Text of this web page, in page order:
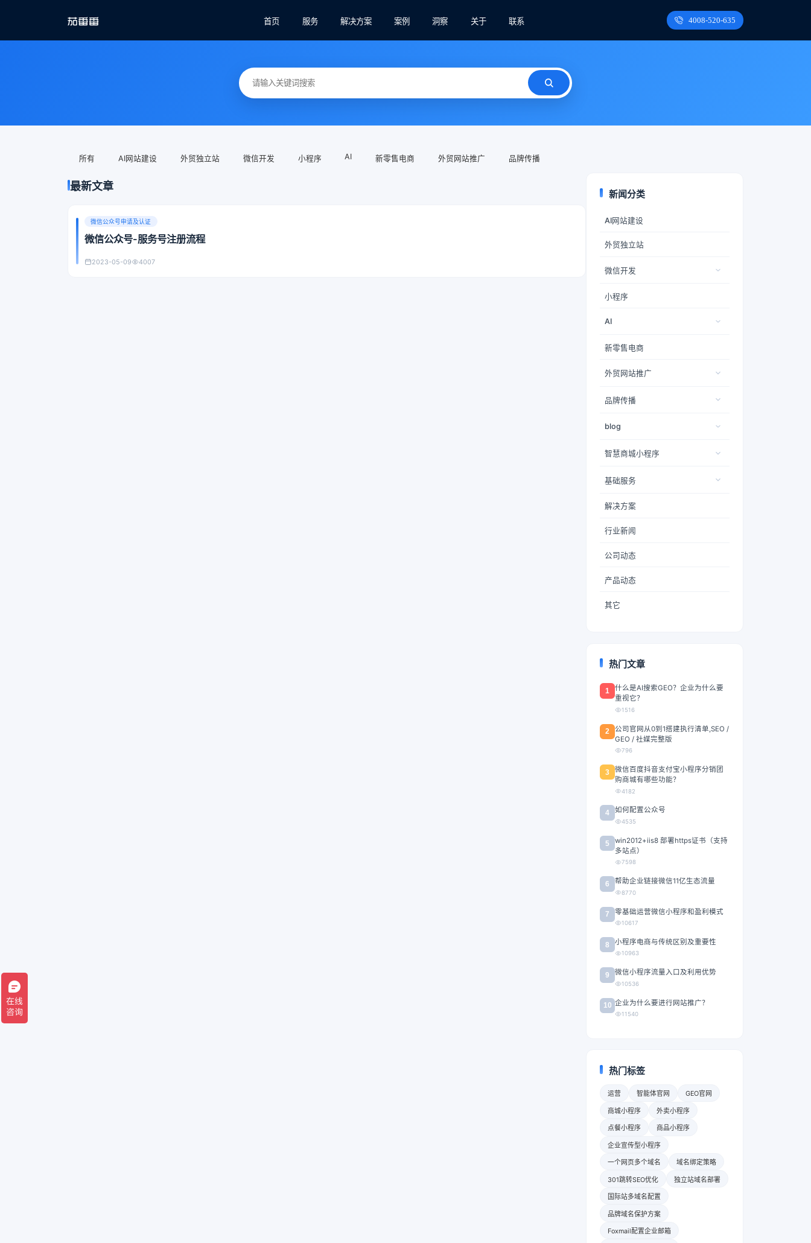
首页 服务 解决方案 案例 洞察 关于 联系 4008-520-635
所有 AI网站建设 外贸独立站 微信开发 小程序 AI 新零售电商 外贸网站推广 品牌传播
最新文章
微信公众号申请及认证
微信公众号-服务号注册流程
2023-05-09 4007
新闻分类
AI网站建设
外贸独立站
微信开发
小程序
AI
新零售电商
外贸网站推广
品牌传播
blog
智慧商城小程序
基础服务
解决方案
行业新闻
公司动态
产品动态
其它
热门文章
1
什么是AI搜索GEO？企业为什么要
重视它？
1516
2
公司官网从0到1搭建执行清单,SEO /
GEO / 社媒完整版
796
3
微信百度抖音支付宝小程序分销团
购商城有哪些功能？
4182
4 如何配置公众号
4535
5
win2012+iis8 部署https证书（支持
多站点）
7598
6 帮助企业链接微信11亿生态流量
8770
7 零基础运营微信小程序和盈利模式
10617
8 小程序电商与传统区别及重要性
10963
9 微信小程序流量入口及利用优势
10536
10 企业为什么要进行网站推广？
11540
热门标签
运营 智能体官网 GEO官网
商城小程序 外卖小程序
点餐小程序 商品小程序
企业宣传型小程序
一个网页多个域名 域名绑定策略
301跳转SEO优化 独立站域名部署
国际站多域名配置
品牌域名保护方案
Foxmail配置企业邮箱